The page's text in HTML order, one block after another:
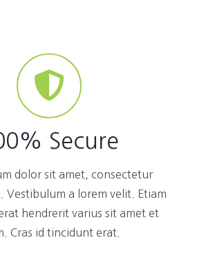
Secure
dolor sit amet, consectetur
Vestibulum a lorem velit. Etiam
hendrerit varius sit amet et
Cras id tincidunt erat.